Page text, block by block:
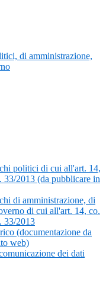
di amministrazione,
politici di cui all'art. 14,
33/2013 (da pubblicare in
di amministrazione, di
di cui all'art. 14, co.
33/2013
(documentazione da
web)
dei dati